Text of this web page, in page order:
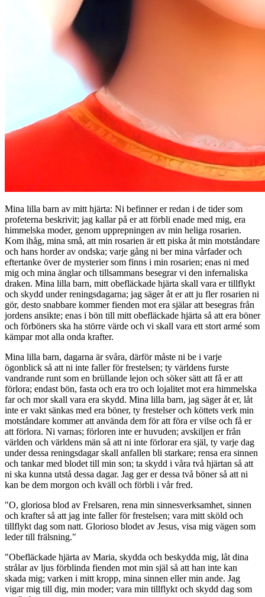
Mina lilla barn av mitt hjärta: Ni befinner er redan i de tider som
profeterna beskrivit; jag kallar på er att förbli enade med mig, era
himmelska moder, genom upprepningen av min heliga rosarien.
Kom ihåg, mina små, att min rosarien är ett piska åt min motståndare
och hans horder av ondska; varje gång ni ber mina vårfader och
eftertanke över de mysterier som finns i min rosarien; enas ni med
mig och mina änglar och tillsammans besegrar vi den infernaliska
draken. Mina lilla barn, mitt obefläckade hjärta skall vara er tillflykt
och skydd under reningsdagarna; jag säger åt er att ju fler rosarien ni
gör, desto snabbare kommer fienden mot era själar att besegras från
jordens ansikte; enas i bön till mitt obefläckade hjärta så att era böner
och förböners ska ha större värde och vi skall vara ett stort armé som
kämpar mot alla onda krafter.
Mina lilla barn, dagarna är svåra, därför måste ni be i varje
ögonblick så att ni inte faller för frestelsen; ty världens furste
vandrande runt som en brüllande lejon och söker sätt att få er att
förlora; endast bön, fasta och era tro och lojalitet mot era himmelska
far och mor skall vara era skydd. Mina lilla barn, jag säger åt er, låt
inte er vakt sänkas med era böner, ty frestelser och köttets verk min
motståndare kommer att använda dem för att föra er vilse och få er
att förlora. Ni varnas; förloren inte er huvuden; avskiljen er från
världen och världens män så att ni inte förlorar era själ, ty varje dag
under dessa reningsdagar skall anfallen bli starkare; rensa era sinnen
och tankar med blodet till min son; ta skydd i våra två hjärtan så att
ni ska kunna utstå dessa dagar. Jag ger er dessa två böner så att ni
kan be dem morgon och kväll och förbli i vår fred.
"O, gloriosa blod av Frelsaren, rena min sinnesverksamhet, sinnen
och krafter så att jag inte faller för frestelsen; vara mitt sköld och
tillflykt dag som natt. Glorioso blodet av Jesus, visa mig vägen som
leder till frälsning."
"Obefläckade hjärta av Maria, skydda och beskydda mig, låt dina
strålar av ljus förblinda fienden mot min själ så att han inte kan
skada mig; varken i mitt kropp, mina sinnen eller min ande. Jag
vigar mig till dig, min moder; vara min tillflykt och skydd dag som